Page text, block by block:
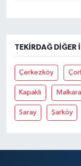
TEKIRDAĞ DIĞER
Çerkezköy
Kapaklı Malkara
Saray Şarköy